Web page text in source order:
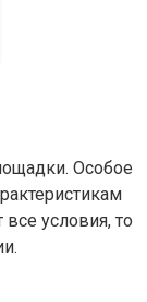
Особое
условия, то